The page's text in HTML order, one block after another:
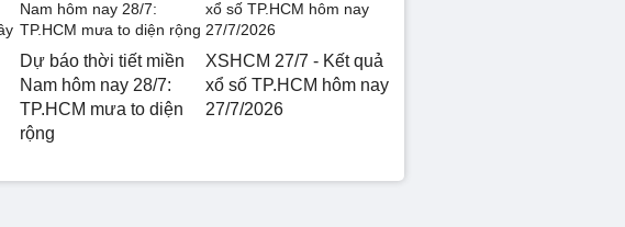
Dự báo thời tiết miền
Nam hôm nay 28/7:
TP.HCM mưa to diện
rộng
XSHCM 27/7 - Kết quả
xổ số TP.HCM hôm nay
27/7/2026